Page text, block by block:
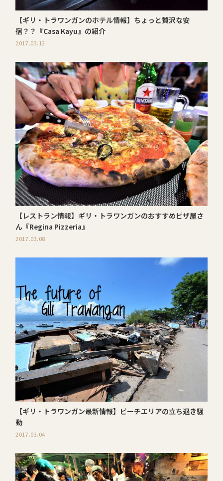
【ギリ・トラワンガンのホテル情報】ちょっと贅沢な安
宿？？『Casa Kayu』の紹介
2017.03.12
【レストラン情報】ギリ・トラワンガンのおすすめピザ屋さ
ん『Regina Pizzeria』
2017.03.08
【ギリ・トラワンガン最新情報】ビーチエリアの立ち退き騒
動
2017.03.04